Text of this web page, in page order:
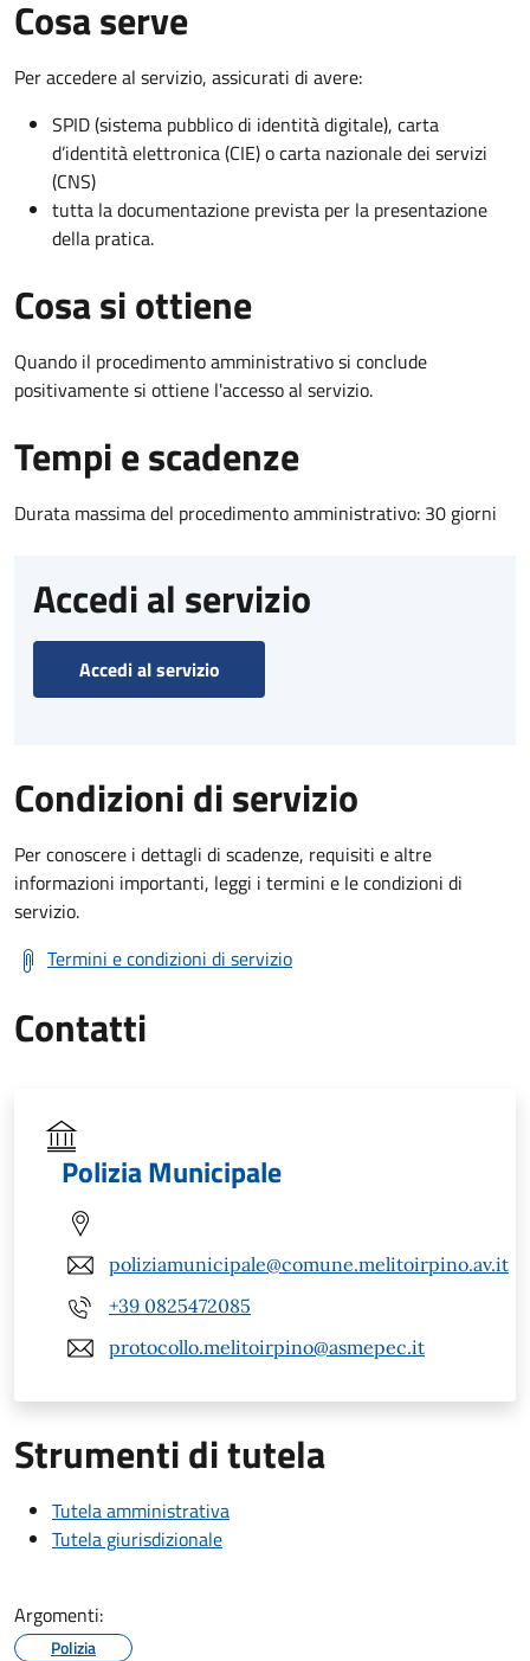
Cosa serve
Per accedere al servizio, assicurati di avere:
SPID (sistema pubblico di identità digitale), carta
d’identità elettronica (CIE) o carta nazionale dei servizi
(CNS)
tutta la documentazione prevista per la presentazione
della pratica.
Cosa si ottiene
Quando il procedimento amministrativo si conclude
positivamente si ottiene l'accesso al servizio.
Tempi e scadenze
Durata massima del procedimento amministrativo: 30 giorni
Accedi al servizio
Accedi al servizio
Condizioni di servizio
Per conoscere i dettagli di scadenze, requisiti e altre
informazioni importanti, leggi i termini e le condizioni di
servizio.
Termini e condizioni di servizio
Contatti
Polizia Municipale
poliziamunicipale@comune.melitoirpino.av.it
+39 0825472085
protocollo.melitoirpino@asmepec.it
Strumenti di tutela
Tutela amministrativa
Tutela giurisdizionale
Argomenti:
Polizia